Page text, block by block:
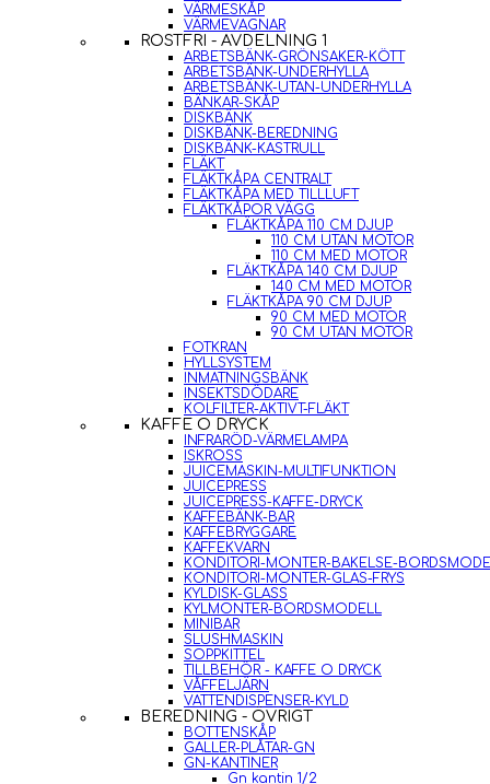
VÄRMESKÅP
VÄRMEVAGNAR
ROSTFRI - AVDELNING 1
ARBETSBÄNK-GRÖNSAKER-KÖTT
ARBETSBÄNK-UNDERHYLLA
ARBETSBÄNK-UTAN-UNDERHYLLA
BÄNKAR-SKÅP
DISKBÄNK
DISKBÄNK-BEREDNING
DISKBÄNK-KASTRULL
FLÄKT
FLÄKTKÅPA CENTRALT
FLÄKTKÅPA MED TILLLUFT
FLÄKTKÅPOR VÄGG
FLÄKTKÅPA 110 CM DJUP
110 CM UTAN MOTOR
110 CM MED MOTOR
FLÄKTKÅPA 140 CM DJUP
140 CM MED MOTOR
FLÄKTKÅPA 90 CM DJUP
90 CM MED MOTOR
90 CM UTAN MOTOR
FOTKRAN
HYLLSYSTEM
INMATNINGSBÄNK
INSEKTSDÖDARE
KOLFILTER-AKTIVT-FLÄKT
KAFFE O DRYCK
INFRARÖD-VÄRMELAMPA
ISKROSS
JUICEMASKIN-MULTIFUNKTION
JUICEPRESS
JUICEPRESS-KAFFE-DRYCK
KAFFEBÄNK-BAR
KAFFEBRYGGARE
KAFFEKVARN
KONDITORI-MONTER-BAKELSE-
KONDITORI-MONTER-GLAS-FRYS
KYLDISK-GLASS
KYLMONTER-BORDSMODELL
MINIBAR
SLUSHMASKIN
SOPPKITTEL
TILLBEHÖR - KAFFE O DRYCK
VÅFFELJÄRN
VATTENDISPENSER-KYLD
BEREDNING - ÖVRIGT
BOTTENSKÅP
GALLER-PLÅTAR-GN
GN-KANTINER
Gn kantin 1/2